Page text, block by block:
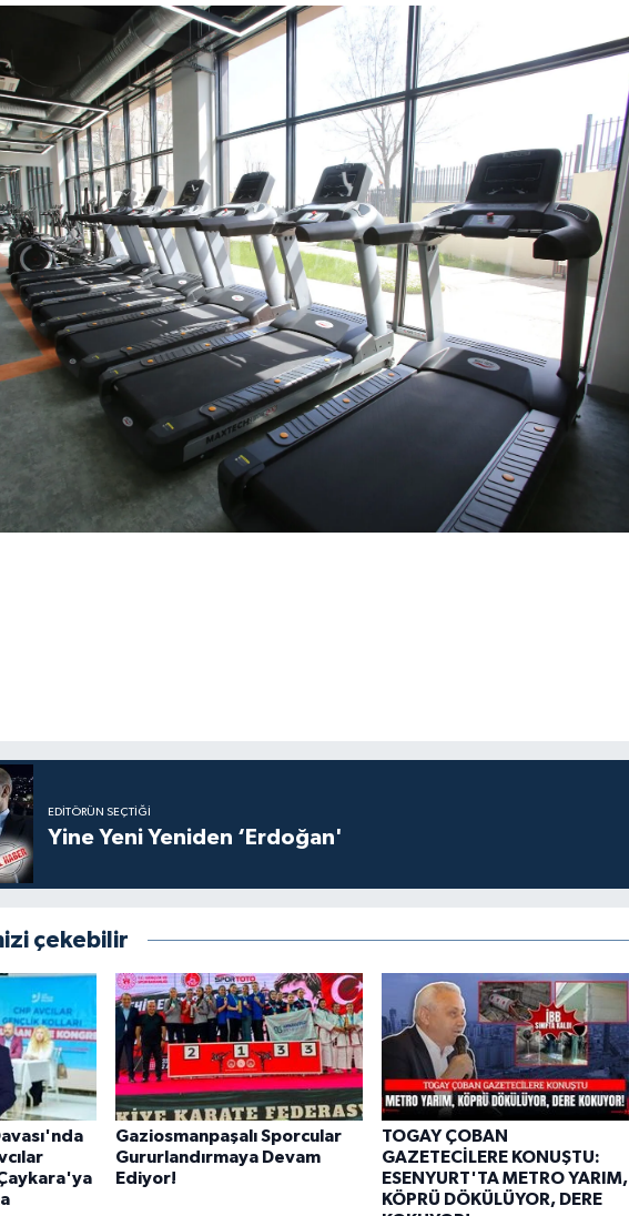
EDITÖRÜN SEÇTIĞI
Yine Yeni Yeniden ‘Erdoğan'
çekebilir
Gaziosmanpaşalı Sporcular
Gururlandırmaya Devam
Ediyor!
TOGAY ÇOBAN
GAZETECİLERE KONUŞTU:
ESENYURT'TA METRO YARIM,
KÖPRÜ DÖKÜLÜYOR, DERE